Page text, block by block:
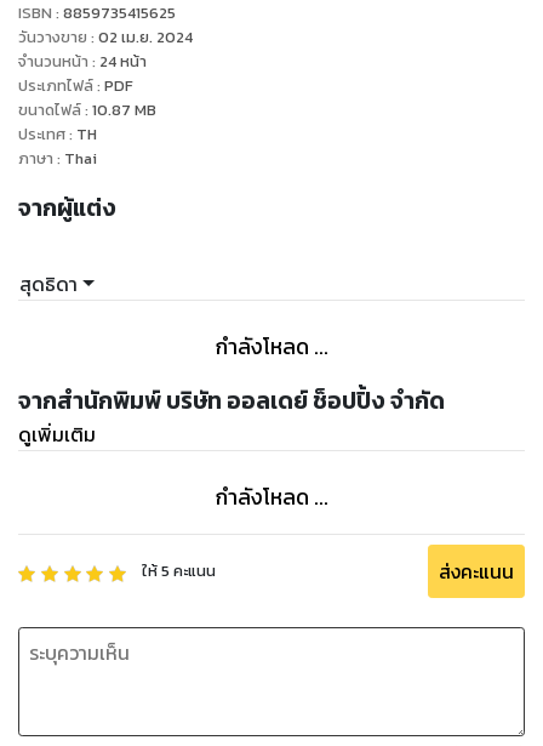
ISBN : 8859735415625
วันวางขาย : 02 เม.ย. 2024
จำนวนหน้า : 24หน้า
ประเภทไฟล์: PDF
ขนาดไฟล์: 10.87 MB
ประเทศ: TH
ภาษา : Thai
จากผู้แต่ง
สุดธิดา
กำลังโหลด ...
จากสำนักพิมพ์ บริษัท ออลเดย์ ช็อปปิ้ง จำกัด
ดูเพิ่มเติม
กำลังโหลด ...
ให้5 คะแนน ส่งคะแนน